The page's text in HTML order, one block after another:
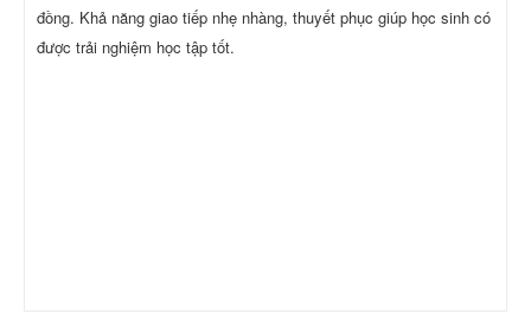
đồng. Khả năng giao tiếp nhẹ nhàng, thuyết phục giúp học sinh có
được trải nghiệm học tập tốt.